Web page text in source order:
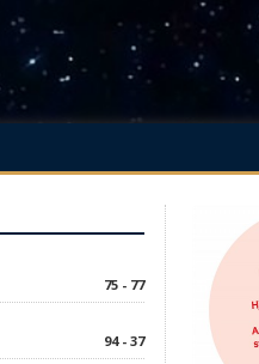
75 - 77
94 - 37